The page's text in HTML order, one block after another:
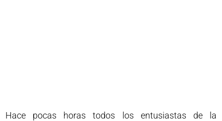
Hace pocas horas todos los entusiastas de la